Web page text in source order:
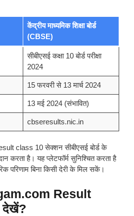
केंद्रीय माध्यमिक शिक्षा बोर्ड
(CBSE)
सीबीएसई कक्षा 10 बोर्ड परीक्षा
2024
15 फरवरी से 13 मार्च 2024
13 मई 2024 (संभावित)
cbseresults.nic.in
class 10 सेक्शन सीबीएसई बोर्ड के
करता है। यह प्लेटफॉर्म सुनिश्चित करता है
परिणाम बिना किसी देरी के मिल सकें।
Result
देखें?